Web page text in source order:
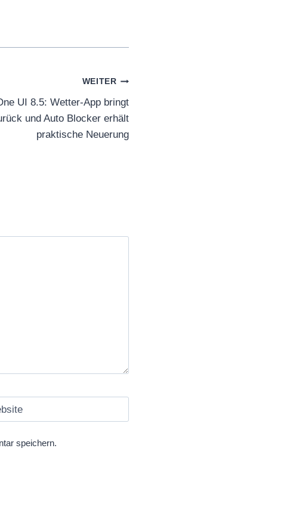
WEITER
UI 8.5: Wetter-App bringt
und Auto Blocker erhält
praktische Neuerung
speichern.